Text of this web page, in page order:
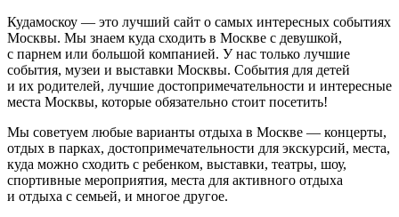
Кудамоскоу — это лучший сайт о самых интересных событиях
Москвы. Мы знаем куда сходить в Москве с девушкой,
с парнем или большой компанией. У нас только лучшие
события, музеи и выставки Москвы. События для детей
и их родителей, лучшие достопримечательности и интересные
места Москвы, которые обязательно стоит посетить!
Мы советуем любые варианты отдыха в Москве — концерты,
отдых в парках, достопримечательности для экскурсий, места,
куда можно сходить с ребенком, выставки, театры, шоу,
спортивные мероприятия, места для активного отдыха
и отдыха с семьей, и многое другое.